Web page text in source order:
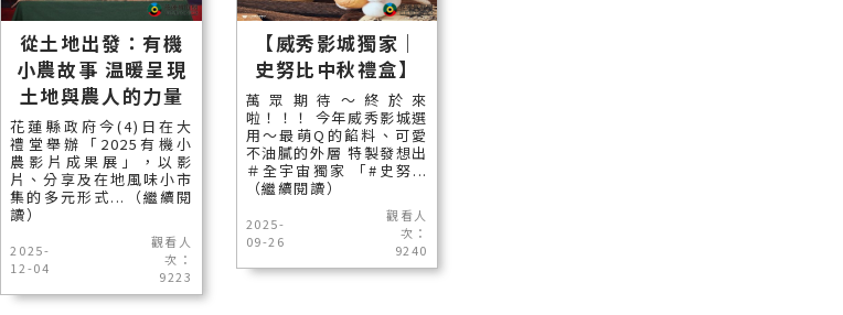
從土地出發：有機
小農故事 温暖呈現
土地與農人的力量
花蓮縣政府今(4)日在大
禮堂舉辦「2025有機小
農影片成果展」，以影
片、分享及在地風味小市
集的多元形式...（繼續閱
讀）
2025-
12-04
觀看人
次：
9223
【威秀影城獨家｜
史努比中秋禮盒】
萬眾期待～終於來
啦！！！ 今年威秀影城選
用～最萌Q的餡料、可愛
不油膩的外層 特製發想出
＃全宇宙獨家 「#史努...
（繼續閱讀）
2025-
09-26
觀看人
次：
9240